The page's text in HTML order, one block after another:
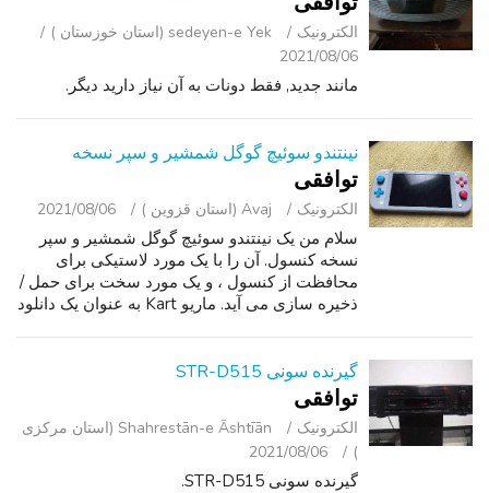
الکترونیک
sedeyen-e Yek (استان خوزستان )
2021/08/06
مانند جدید, فقط دونات به آن نیاز دارید دیگر.
نینتندو سوئیچ گوگل شمشیر و سپر نسخه
توافقی
الکترونیک Avaj (استان قزوین ) 2021/08/06
سلام من یک نینتندو سوئیچ گوگل شمشیر و سپر
نسخه کنسول. آن را با یک مورد لاستیکی برای
محافظت از کنسول ، و یک مورد سخت برای حمل /
ذخیره سازی می آید. ماریو Kart به عنوان یک دانلود
گیرنده سونی STR-D515
توافقی
الکترونیک
Shahrestān-e Āshtīān (استان مرکزی
)
2021/08/06
گیرنده سونی STR-D515.